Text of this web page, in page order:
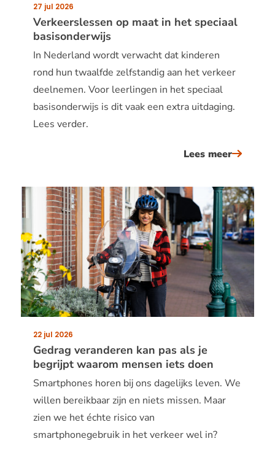
Verkeerslessen op maat in het speciaal
basisonderwijs
Publicatiedatum:
27 jul 2026
In Nederland wordt verwacht dat kinderen
rond hun twaalfde zelfstandig aan het verkeer
deelnemen. Voor leerlingen in het speciaal
basisonderwijs is dit vaak een extra uitdaging.
Lees verder.
Lees meerover
op
maat
in
het
speciaal
Gedrag veranderen kan pas als je
begrijpt waarom mensen iets doen
Publicatiedatum:
22 jul 2026
Smartphones horen bij ons dagelijks leven. We
willen bereikbaar zijn en niets missen. Maar
zien we het échte risico van
smartphonegebruik in het verkeer wel in?